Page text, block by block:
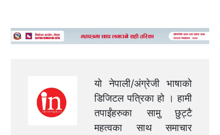
यो नेपाली/अंग्रेजी भाषाको
डिजिटल पत्रिका हो । हामी
तपाईंहरुका सामु छुट्टै
महत्वका साथ समाचार